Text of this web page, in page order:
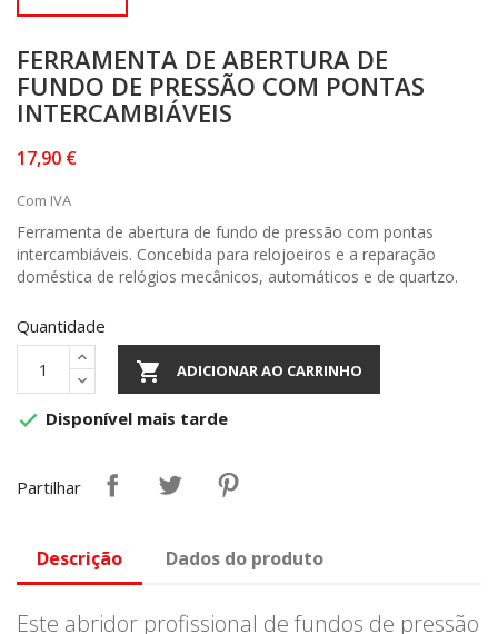
FERRAMENTA DE ABERTURA DE
FUNDO DE PRESSÃO COM PONTAS
INTERCAMBIÁVEIS
17,90 €
Com IVA
Ferramenta de abertura de fundo de pressão com pontas
intercambiáveis. Concebida para relojoeiros e a reparação
doméstica de relógios mecânicos, automáticos e de quartzo.
Quantidade
 ADICIONAR AO CARRINHO
 Disponível mais tarde
Partilhar
Descrição Dados do produto
Este abridor profissional de fundos de pressão